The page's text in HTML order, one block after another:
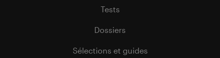
Tests
Dossiers
Sélections et guides